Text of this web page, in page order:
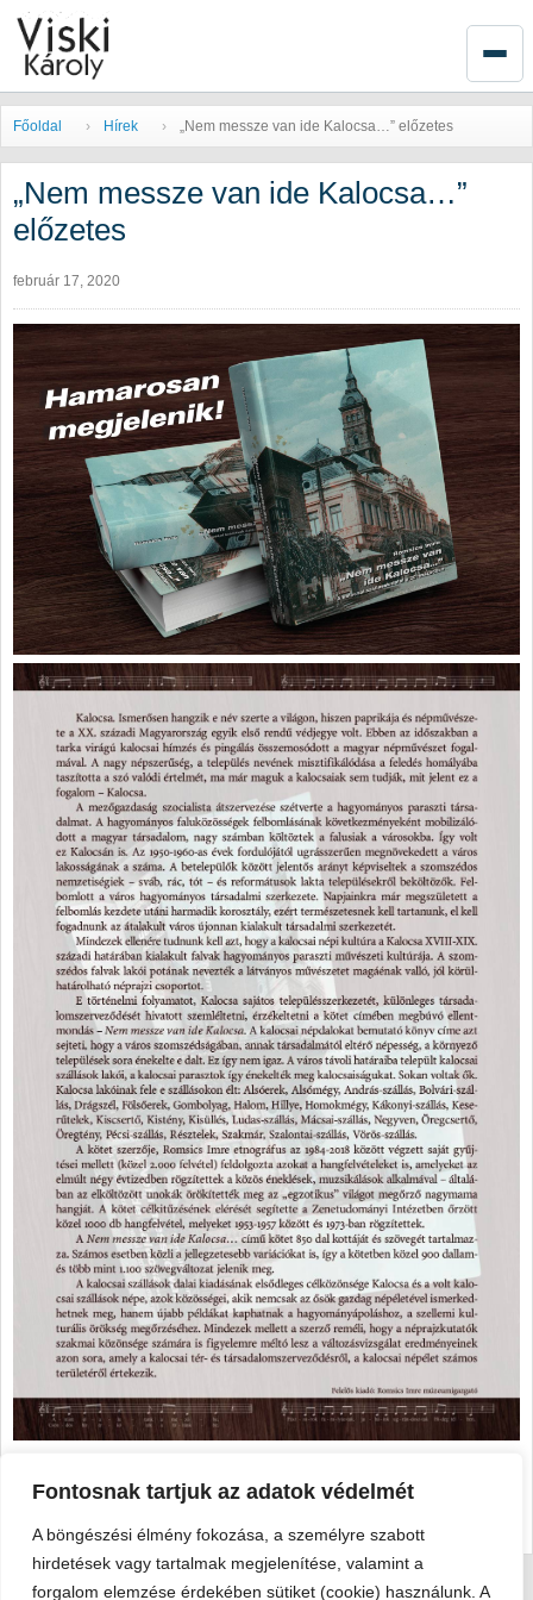
Fontosnak tartjuk az adatok védelmét
A böngészési élmény fokozása, a személyre szabott
hirdetések vagy tartalmak megjelenítése, valamint a
forgalom elemzése érdekében sütiket (cookie) használunk. A
Főoldal Hírek „Nem messze van ide Kalocsa…” előzetes
„Nem messze van ide Kalocsa…”
előzetes
február 17, 2020